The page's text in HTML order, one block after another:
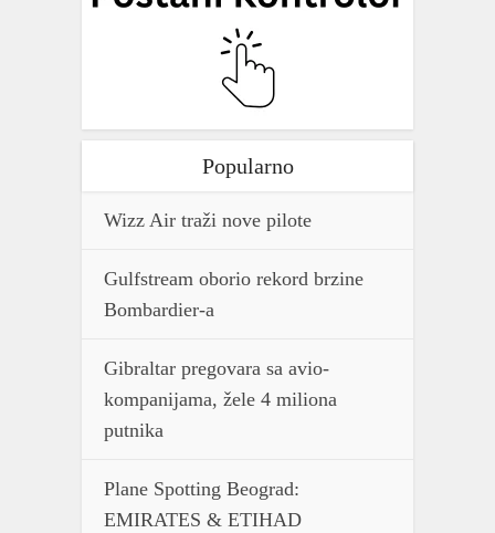
Popularno
Wizz Air traži nove pilote
Gulfstream oborio rekord brzine
Bombardier-a
Gibraltar pregovara sa avio-
kompanijama, žele 4 miliona
putnika
Plane Spotting Beograd:
EMIRATES & ETIHAD